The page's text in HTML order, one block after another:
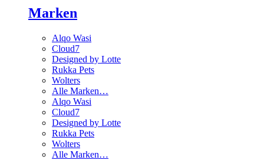
Marken
Alqo Wasi
Cloud7
Designed by Lotte
Rukka Pets
Wolters
Alle Marken…
Alqo Wasi
Cloud7
Designed by Lotte
Rukka Pets
Wolters
Alle Marken…